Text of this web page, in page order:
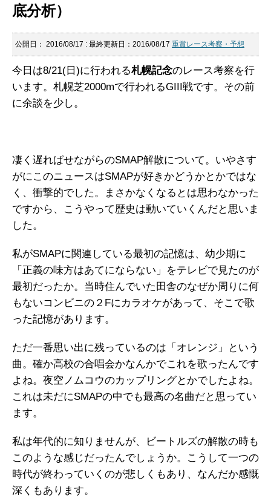
底分析）
公開日： 2016/08/17 : 最終更新日：2016/08/17 重賞レース考察・予想
今日は8/21(日)に行われる札幌記念のレース考察を行
います。札幌芝2000mで行われるGIII戦です。その前
に余談を少し。
凄く遅ればせながらのSMAP解散について。いやさす
がにこのニュースはSMAPが好きかどうかとかではな
く、衝撃的でした。まさかなくなるとは思わなかった
ですから、こうやって歴史は動いていくんだと思いま
した。
私がSMAPに関連している最初の記憶は、幼少期に
「正義の味方はあてにならない」をテレビで見たのが
最初だったか。当時住んでいた田舎のなぜか周りに何
もないコンビニの２Fにカラオケがあって、そこで歌
った記憶があります。
ただ一番思い出に残っているのは「オレンジ」という
曲。確か高校の合唱会かなんかでこれを歌ったんです
よね。夜空ノムコウのカップリングとかでしたよね。
これは未だにSMAPの中でも最高の名曲だと思ってい
ます。
私は年代的に知りませんが、ビートルズの解散の時も
このような感じだったんでしょうか。こうして一つの
時代が終わっていくのが悲しくもあり、なんだか感慨
深くもあります。